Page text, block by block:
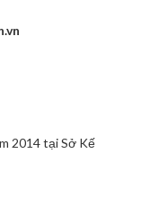
2014 tại Sở Kế